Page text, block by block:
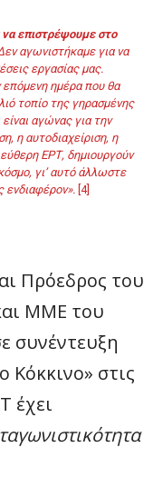
να επιστρέψουμε στο
αγωνιστήκαμε για να
εργασίας μας.
ημέρα που θα
τοπίο της γηρασμένης
αγώνας για την
η αυτοδιαχείριση, η
ΕΡΤ, δημιουργούν
γι’ αυτό άλλωστε
ενδιαφέρον». [4]
Πρόεδρος του
ΜΜΕ του
συνέντευξη
Κόκκινο» στις
έχει